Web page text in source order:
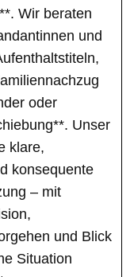
Wir beraten
und
oder
Unser
klare,
konsequente
– mit
und Blick
Situation